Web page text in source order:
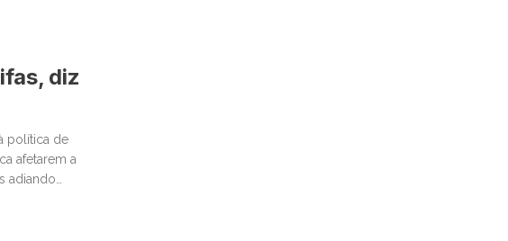
diz
política de
afetarem a
adiando